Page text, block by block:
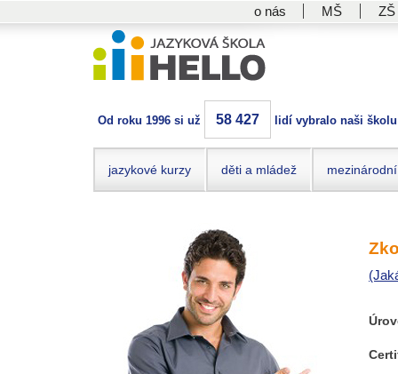
o nás MŠ ZŠ
Od roku 1996 si už 58 427 lidí vybralo naši
jazykové kurzy děti a mládež